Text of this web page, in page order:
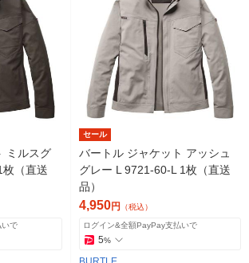
ミルスグ
（直送
いで
セール
バートル ジャケット アッシュ
グレー L 9721-60-L 1枚（直送
品）
4,950円 （税込）
ログイン&全額PayPay支払いで
5%